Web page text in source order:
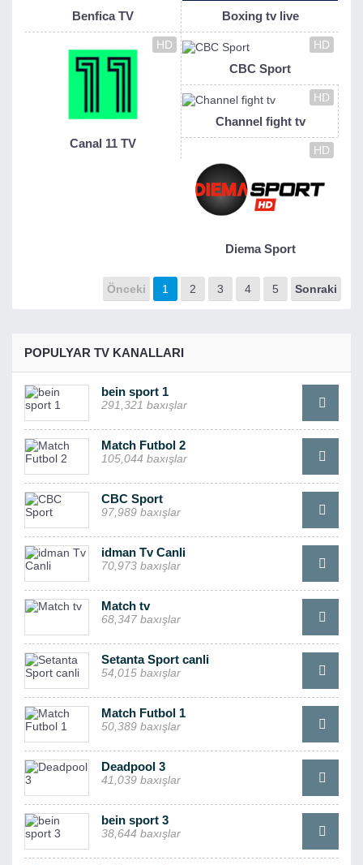
Benfica TV Boxing tv live
HD
Canal 11 TV
HD
CBC Sport
HD
Channel fight tv
HD
Diema Sport
Önceki 1 2 3 4 5 Sonraki
POPULYAR TV KANALLARI
bein sport 1
291,321 baxışlar
Match Futbol 2
105,044 baxışlar
CBC Sport
97,989 baxışlar
idman Tv Canli
70,973 baxışlar
Match tv
68,347 baxışlar
Setanta Sport canli
54,015 baxışlar
Match Futbol 1
50,389 baxışlar
Deadpool 3
41,039 baxışlar
bein sport 3
38,644 baxışlar